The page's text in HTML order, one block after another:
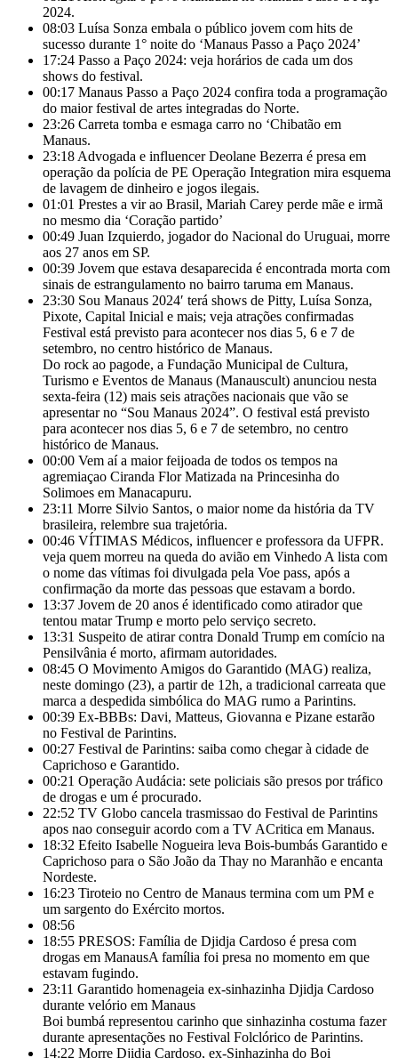
2024.
08:03 Luísa Sonza embala o público jovem com hits de
sucesso durante 1° noite do ‘Manaus Passo a Paço 2024’
17:24 Passo a Paço 2024: veja horários de cada um dos
shows do festival.
00:17 Manaus Passo a Paço 2024 confira toda a programação
do maior festival de artes integradas do Norte.
23:26 Carreta tomba e esmaga carro no ‘Chibatão em
Manaus.
23:18 Advogada e influencer Deolane Bezerra é presa em
operação da polícia de PE Operação Integration mira esquema
de lavagem de dinheiro e jogos ilegais.
01:01 Prestes a vir ao Brasil, Mariah Carey perde mãe e irmã
no mesmo dia ‘Coração partido’
00:49 Juan Izquierdo, jogador do Nacional do Uruguai, morre
aos 27 anos em SP.
00:39 Jovem que estava desaparecida é encontrada morta com
sinais de estrangulamento no bairro taruma em Manaus.
23:30 Sou Manaus 2024′ terá shows de Pitty, Luísa Sonza,
Pixote, Capital Inicial e mais; veja atrações confirmadas
Festival está previsto para acontecer nos dias 5, 6 e 7 de
setembro, no centro histórico de Manaus.
Do rock ao pagode, a Fundação Municipal de Cultura,
Turismo e Eventos de Manaus (Manauscult) anunciou nesta
sexta-feira (12) mais seis atrações nacionais que vão se
apresentar no “Sou Manaus 2024”. O festival está previsto
para acontecer nos dias 5, 6 e 7 de setembro, no centro
histórico de Manaus.
00:00 Vem aí a maior feijoada de todos os tempos na
agremiaçao Ciranda Flor Matizada na Princesinha do
Solimoes em Manacapuru.
23:11 Morre Silvio Santos, o maior nome da história da TV
brasileira, relembre sua trajetória.
00:46 VÍTIMAS Médicos, influencer e professora da UFPR.
veja quem morreu na queda do avião em Vinhedo A lista com
o nome das vítimas foi divulgada pela Voe pass, após a
confirmação da morte das pessoas que estavam a bordo.
13:37 Jovem de 20 anos é identificado como atirador que
tentou matar Trump e morto pelo serviço secreto.
13:31 Suspeito de atirar contra Donald Trump em comício na
Pensilvânia é morto, afirmam autoridades.
08:45 O Movimento Amigos do Garantido (MAG) realiza,
neste domingo (23), a partir de 12h, a tradicional carreata que
marca a despedida simbólica do MAG rumo a Parintins.
00:39 Ex-BBBs: Davi, Matteus, Giovanna e Pizane estarão
no Festival de Parintins.
00:27 Festival de Parintins: saiba como chegar à cidade de
Caprichoso e Garantido.
00:21 Operação Audácia: sete policiais são presos por tráfico
de drogas e um é procurado.
22:52 TV Globo cancela trasmissao do Festival de Parintins
apos nao conseguir acordo com a TV ACritica em Manaus.
18:32 Efeito Isabelle Nogueira leva Bois-bumbás Garantido e
Caprichoso para o São João da Thay no Maranhão e encanta
Nordeste.
16:23 Tiroteio no Centro de Manaus termina com um PM e
um sargento do Exército mortos.
08:56
18:55 PRESOS: Família de Djidja Cardoso é presa com
drogas em ManausA família foi presa no momento em que
estavam fugindo.
23:11 Garantido homenageia ex-sinhazinha Djidja Cardoso
durante velório em Manaus
Boi bumbá representou carinho que sinhazinha costuma fazer
durante apresentações no Festival Folclórico de Parintins.
14:22 Morre Djidja Cardoso, ex-Sinhazinha do Boi